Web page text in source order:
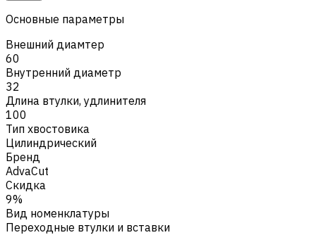
Основные параметры
Внешний диамтер
60
Внутренний диаметр
32
Длина втулки, удлинителя
100
Тип хвостовика
Цилиндрический
Бренд
AdvaCut
Скидка
9%
Вид номенклатуры
Переходные втулки и вставки